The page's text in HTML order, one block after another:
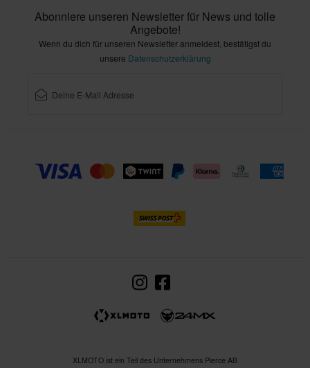
Abonniere unseren Newsletter für News und tolle
Angebote!
Wenn du dich für unseren Newsletter anmeldest, bestätigst du
unsere Datenschutzerklärung
XLMOTO ist ein Teil des Unternehmens Pierce AB